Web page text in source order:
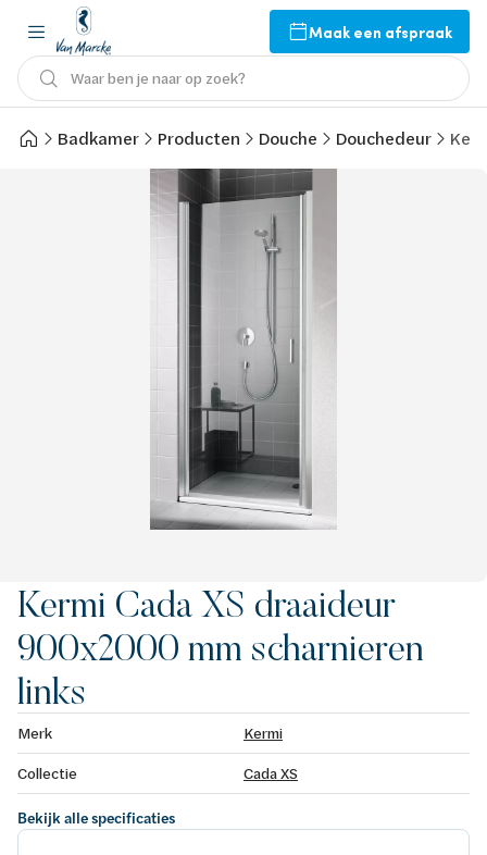
Maak een afspraak
Waar ben je naar op zoek?
Badkamer Producten Douche Douchedeur
Kermi Cada XS draaideur
900x2000 mm scharnieren
links
Merk
Kermi
Collectie
Cada XS
Bekijk alle specificaties